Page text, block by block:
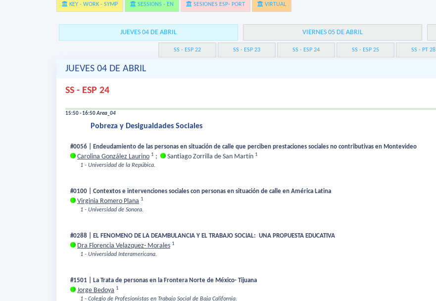
KEY - WORK - SYMP SESSIONS - EN SESIONES ESP- PORT VIRTUAL
JUEVES 04 DE ABRIL VIERNES 05 DE ABRIL
SS - ESP 22 SS - ESP 23 SS - ESP 24 SS - ESP 25 SS - PT 28
JUEVES 04 DE ABRIL
SS - ESP 24
15:50 - 16:50Area_04
Pobreza y Desigualdades Sociales
#0056 | Endeudamiento de las personas en situación de calle que perciben prestaciones sociales no contributivas en Montevideo
Carolina González Laurino 1 ; Santiago Zorrilla de San Martín 1
1 - Universidad de la Repúbica.
#0100 | Contextos e intervenciones sociales con personas en situación de calle en América Latina
Virginia Romero Plana 1
1 - Universidad de Sonora.
#0288 | EL FENOMENO DE LA DEAMBULANCIA Y EL TRABAJO SOCIAL: UNA PROPUESTA EDUCATIVA
Dra Florencia Velazquez- Morales 1
1 - Universidad Interamericana.
#1501 | La Trata de personas en la Frontera Norte de México- Tijuana
Jorge Bedoya 1
1 - Colegio de Profesionistas en Trabajo Social de Baja California.